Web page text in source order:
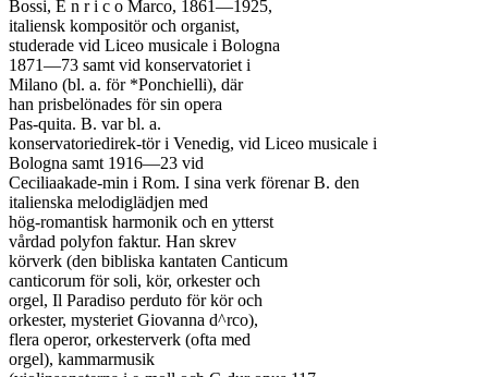
Bossi, E n r i c o Marco, 1861—1925,
italiensk kompositör och organist,
studerade vid Liceo musicale i Bologna
1871—73 samt vid konservatoriet i
Milano (bl. a. för *Ponchielli), där
han prisbelönades för sin opera
Pas-quita. B. var bl. a.
konservatoriedirek-tör i Venedig, vid Liceo musicale i
Bologna samt 1916—23 vid
Ceciliaakade-min i Rom. I sina verk förenar B. den
italienska melodiglädjen med
hög-romantisk harmonik och en ytterst
vårdad polyfon faktur. Han skrev
körverk (den bibliska kantaten Canticum
canticorum för soli, kör, orkester och
orgel, Il Paradiso perduto för kör och
orkester, mysteriet Giovanna d^rco),
flera operor, orkesterverk (ofta med
orgel), kammarmusik